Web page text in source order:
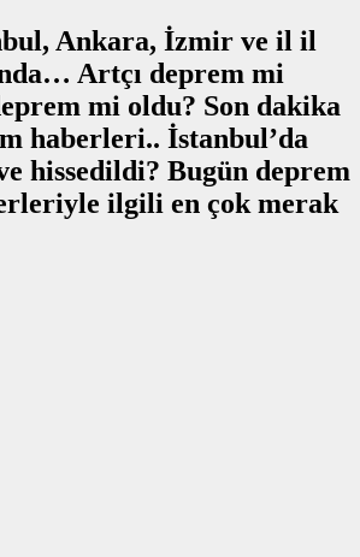
Ankara, İzmir ve il il
Artçı deprem mi
mi oldu? Son dakika
haberleri.. İstanbul’da
hissedildi? Bugün deprem
ilgili en çok merak